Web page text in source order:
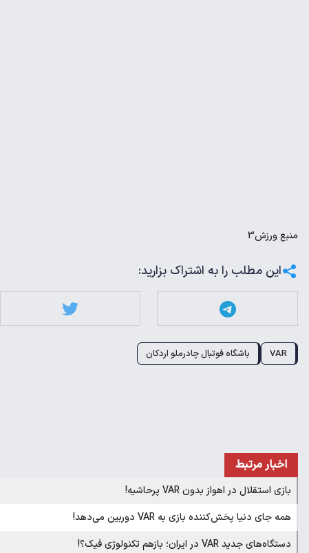
منبعورزش3
این مطلب را به اشتراک بزارید:
VAR باشگاه فوتبال چادرملو اردکان
اخبار مرتبط
بازی استقلال در اهواز بدون VAR پرحاشیه!
همه جای دنیا پخش‌کننده بازی به VAR دوربین می‌دهد!
دستگاه‌های جدید VAR در ایران؛ بازهم تکنولوژی فیک؟!